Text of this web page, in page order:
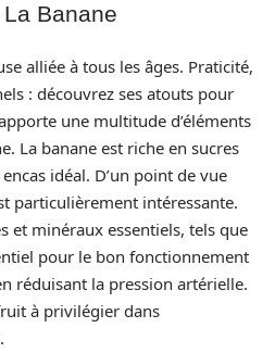
Banane
alliée à tous les âges. Praticité,
: découvrez ses atouts pour
une multitude d’éléments
La banane est riche en sucres
idéal. D’un point de vue
particulièrement intéressante.
et minéraux essentiels, tels que
pour le bon fonctionnement
réduisant la pression artérielle.
à privilégier dans